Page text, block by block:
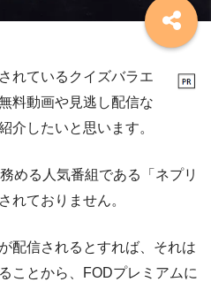
れているクイズバラエ
料動画や見逃し配信な
介したいと思います。
める人気番組である「ネプリ
れておりません。
配信されるとすれば、それは
ことから、FODプレミアムに